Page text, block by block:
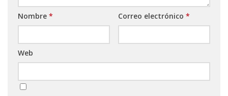
Nombre * Correo electrónico *
Web